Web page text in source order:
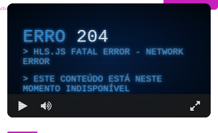
ERRO204
HLS.JS FATAL ERROR - NETWORK
ERROR
ESTE CONTEÚDO ESTÁ NESTE
MOMENTO INDISPONÍVEL